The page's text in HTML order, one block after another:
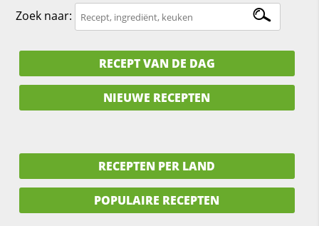
Zoek naar:
RECEPT VAN DE DAG
NIEUWE RECEPTEN
RECEPTEN PER LAND
POPULAIRE RECEPTEN